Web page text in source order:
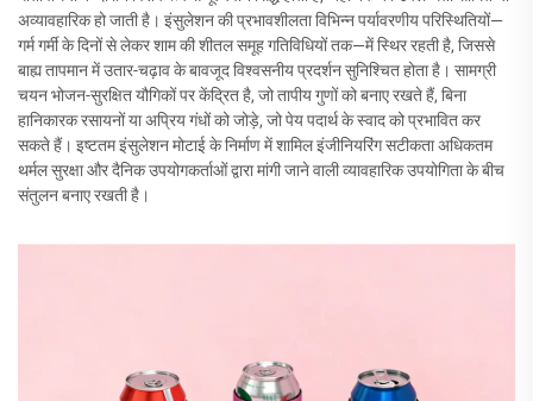
अव्यावहारिक हो जाती है। इंसुलेशन की प्रभावशीलता विभिन्न पर्यावरणीय परिस्थितियों—
गर्म गर्मी के दिनों से लेकर शाम की शीतल समूह गतिविधियों तक—में स्थिर रहती है, जिससे
बाह्य तापमान में उतार-चढ़ाव के बावजूद विश्वसनीय प्रदर्शन सुनिश्चित होता है। सामग्री
चयन भोजन-सुरक्षित यौगिकों पर केंद्रित है, जो तापीय गुणों को बनाए रखते हैं, बिना
हानिकारक रसायनों या अप्रिय गंधों को जोड़े, जो पेय पदार्थ के स्वाद को प्रभावित कर
सकते हैं। इष्टतम इंसुलेशन मोटाई के निर्माण में शामिल इंजीनियरिंग सटीकता अधिकतम
थर्मल सुरक्षा और दैनिक उपयोगकर्ताओं द्वारा मांगी जाने वाली व्यावहारिक उपयोगिता के बीच
संतुलन बनाए रखती है।